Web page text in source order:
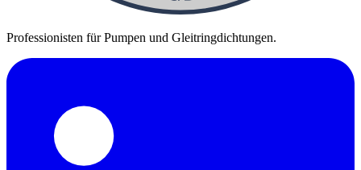
Professionisten für Pumpen und Gleitringdichtungen.